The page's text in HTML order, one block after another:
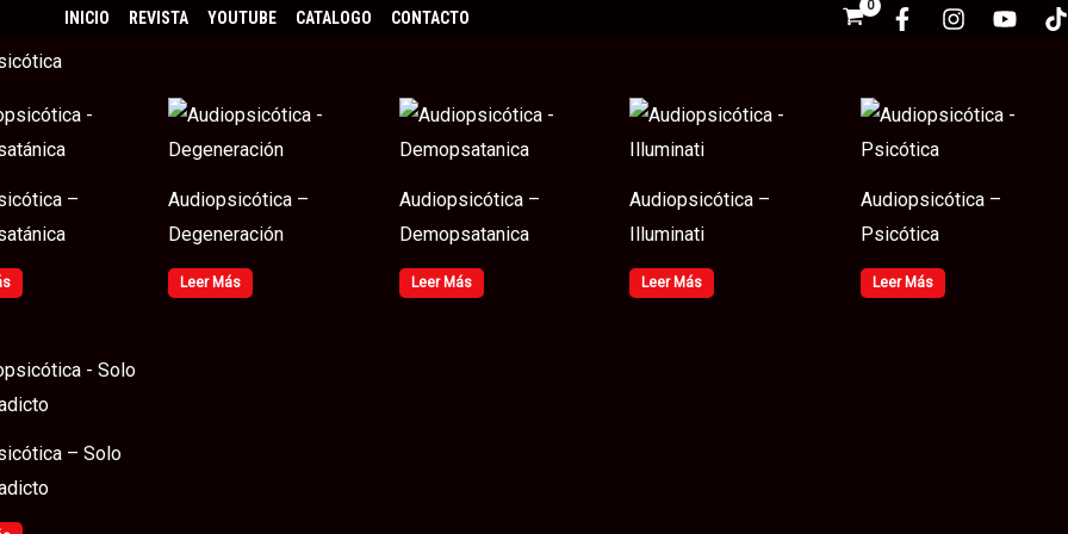
INICIO REVISTA YOUTUBE CATALOGO CONTACTO
–
Audiopsicótica –
Degeneración
Leer Más
Audiopsicótica –
Demopsatanica
Leer Más
Audiopsicótica –
Illuminati
Leer Más
Audiopsicótica –
Psicótica
Leer Más
– Solo